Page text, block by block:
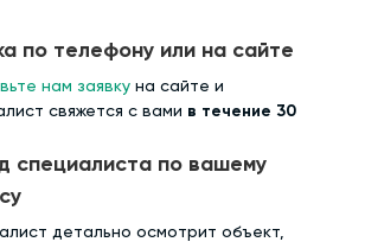
по телефону или на сайте
нам заявку на сайте и
свяжется с вами в течение 30
специалиста по вашему
детально осмотрит объект,